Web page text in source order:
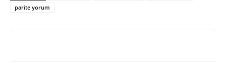
parite yorum